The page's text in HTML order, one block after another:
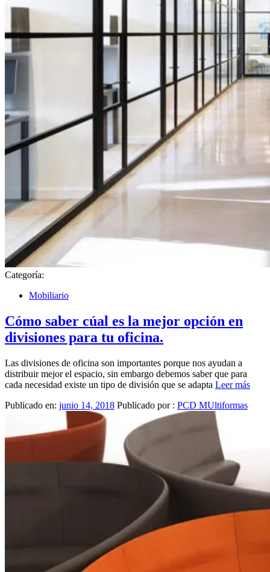
Categoría:
Mobiliario
Cómo saber cúal es la mejor opción en
divisiones para tu oficina.
Las divisiones de oficina son importantes porque nos ayudan a
distribuir mejor el espacio, sin embargo debemos saber que para
cada necesidad existe un tipo de división que se adapta Leer más
Publicado en: junio 14, 2018 Publicado por : PCD MUltiformas